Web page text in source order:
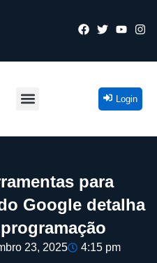
Login
para
Google detalha
23, 2025 4:15 pm